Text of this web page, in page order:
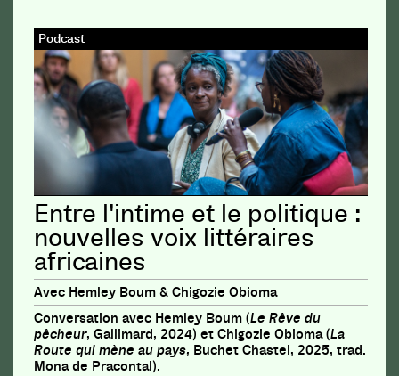
Podcast
Entre l'intime et le politique :
nouvelles voix littéraires
africaines
Avec Hemley Boum & Chigozie Obioma
Conversation avec Hemley Boum (Le Rêve du
pêcheur, Gallimard, 2024) et Chigozie Obioma (La
Route qui mène au pays, Buchet Chastel, 2025, trad.
Mona de Pracontal).